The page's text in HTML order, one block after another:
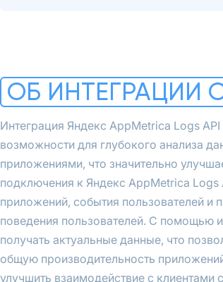
ОБ ИНТЕГРАЦИИ
Интеграция Яндекс AppMetrica Logs
возможности для глубокого анализа
приложениями, что значительно
подключения к Яндекс AppMetrica Logs
приложений, события пользователей и
поведения пользователей. С помощью
получать актуальные данные, что
общую производительность
улучшить взаимодействие с клиентами